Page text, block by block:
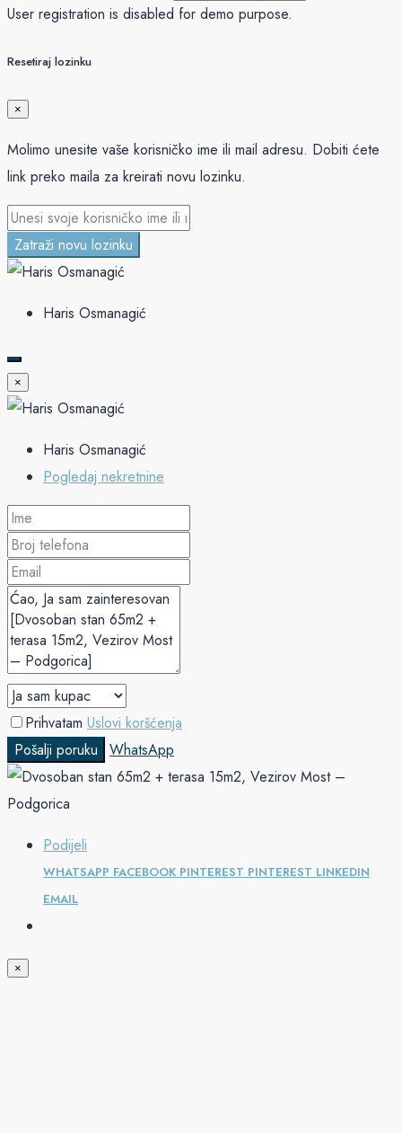
User registration is disabled for demo purpose.
Resetiraj lozinku
×
Molimo unesite vaše korisničko ime ili mail adresu. Dobiti ćete
link preko maila za kreirati novu lozinku.
Zatraži novu lozinku
Haris Osmanagić
×
Haris Osmanagić
Pogledaj nekretnine
Prihvatam Uslovi koršćenja
Pošalji poruku
WhatsApp
Podijeli
WHATSAPP FACEBOOK PINTEREST PINTEREST LINKEDIN
EMAIL
×